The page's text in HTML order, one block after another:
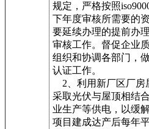
规定，严格按照
下年度审核所需要的
要延续办理的提前办
审核工作。督促企业
组织和协调各部门，
认证工作。
2、利用新厂区厂房
采取光伏与屋顶相结
业生产等供电，以缓
项目建成达产后每年